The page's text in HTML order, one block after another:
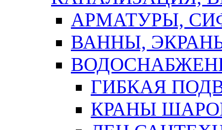
АРМАТУРЫ,
ВАННЫ,
ГИБКАЯ
КРАНЫ